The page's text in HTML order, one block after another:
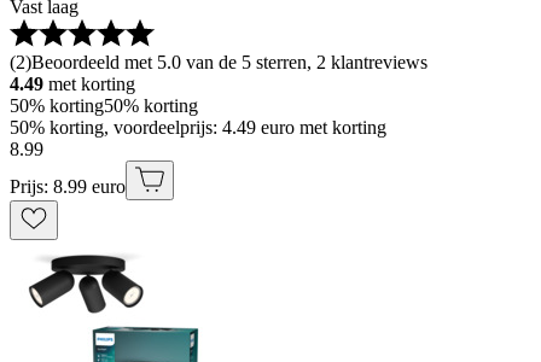
Vast laag
(2)Beoordeeld met 5.0 van de 5 sterren, 2 klantreviews
4.49 met korting
50% korting50% korting
50% korting, voordeelprijs: 4.49 euro met korting
8.99
Prijs: 8.99 euro